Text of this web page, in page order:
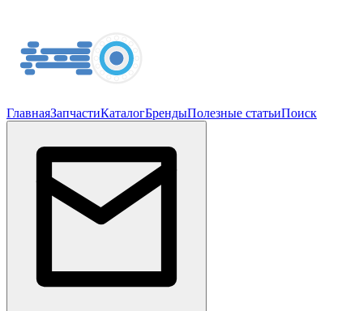
ГлавнаяЗапчастиКаталогБрендыПолезные статьиПоиск